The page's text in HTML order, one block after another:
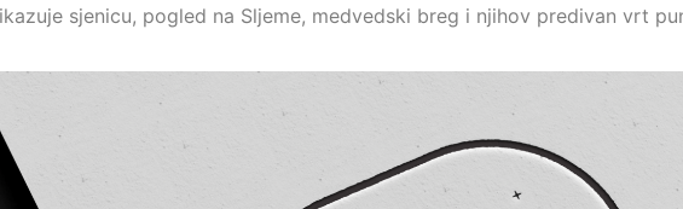
sjenicu, pogled na Sljeme, medvedski breg i njihov predivan vrt